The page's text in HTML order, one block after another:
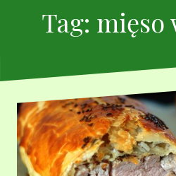
Tag: mięso